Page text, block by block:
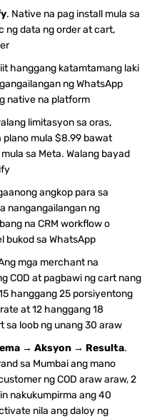
. Native na pag install mula sa
ng data ng order at cart,
hanggang katamtamang laki
ng WhatsApp
native na platform
limitasyon sa oras,
mula $8.99 bawat
sa Meta. Walang bayad
angkop para sa
nangangailangan ng
na CRM workflow o
bukod sa WhatsApp
mga merchant na
COD at pagbawi ng cart nang
hanggang 25 porsiyentong
at 12 hanggang 18
sa loob ng unang 30 araw
→ Aksyon → Resulta.
sa Mumbai ang mano
ng COD araw araw, 2
nakukumpirma ang 40
nila ang daloy ng